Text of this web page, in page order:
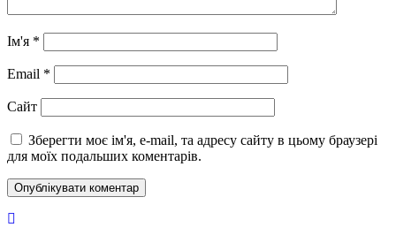
Ім'я *
Email *
Сайт
Зберегти моє ім'я, e-mail, та адресу сайту в цьому браузері
для моїх подальших коментарів.